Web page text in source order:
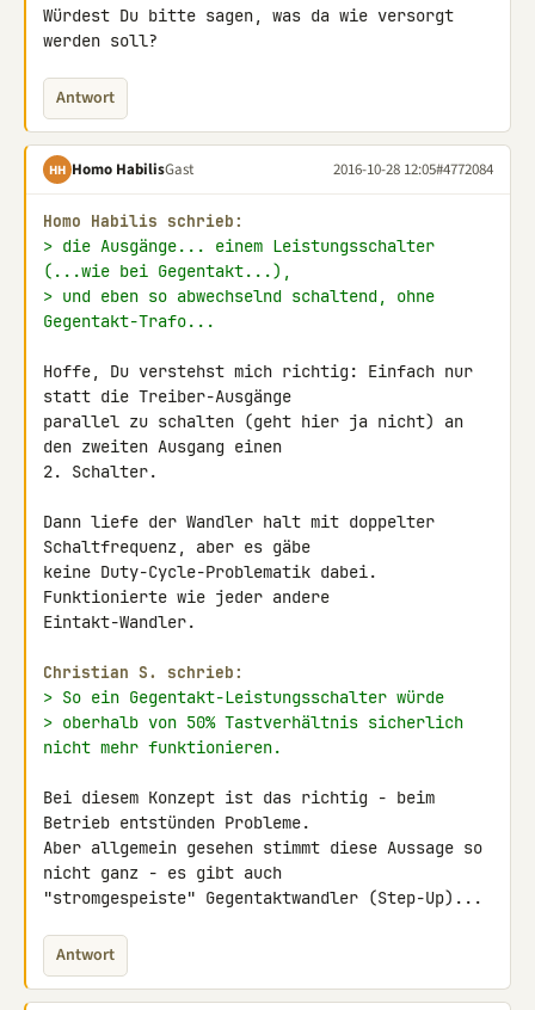
Würdest Du bitte sagen, was da wie versorgt
werden soll?
Antwort
HH Homo HabilisGast 2016-10-28 12:05#4772084
Homo Habilis schrieb:
> die Ausgänge... einem Leistungsschalter
(...wie bei Gegentakt...),
> und eben so abwechselnd schaltend, ohne
Gegentakt-Trafo...
Hoffe, Du verstehst mich richtig: Einfach nur
statt die Treiber-Ausgänge
parallel zu schalten (geht hier ja nicht) an
den zweiten Ausgang einen
2. Schalter.
Dann liefe der Wandler halt mit doppelter
Schaltfrequenz, aber es gäbe
keine Duty-Cycle-Problematik dabei.
Funktionierte wie jeder andere
Eintakt-Wandler.
Christian S. schrieb:
> So ein Gegentakt-Leistungsschalter würde
> oberhalb von 50% Tastverhältnis sicherlich
nicht mehr funktionieren.
Bei diesem Konzept ist das richtig - beim
Betrieb entstünden Probleme.
Aber allgemein gesehen stimmt diese Aussage so
nicht ganz - es gibt auch
"stromgespeiste" Gegentaktwandler (Step-Up)...
Antwort